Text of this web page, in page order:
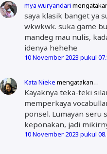
mya wuryandari
saya klasik banget ya
wkwkwk. suka game
mandeg mau nulis,
idenya hehehe
10 November 2023 pukul
Kata Nieke mengatakan…
Kayaknya teka-teki
memperkaya
ponsel. Lumayan seru
keponakan, jadi
10 November 2023 pukul